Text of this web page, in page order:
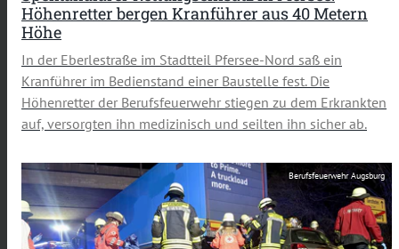
Höhenretter bergen Kranführer aus 40 Metern
Höhe
In der Eberlestraße im Stadtteil Pfersee-Nord saß ein
Kranführer im Bedienstand einer Baustelle fest. Die
Höhenretter der Berufsfeuerwehr stiegen zu dem Erkrankten
auf, versorgten ihn medizinisch und seilten ihn sicher ab.
Berufsfeuerwehr Augsburg